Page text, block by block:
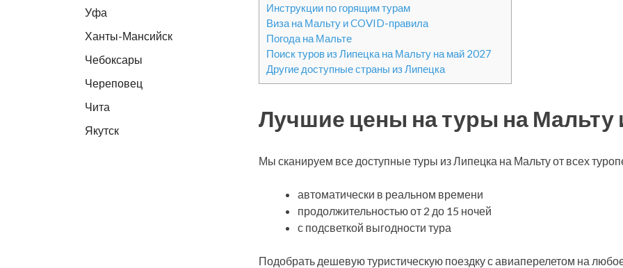
Инструкции по горящим турам
Виза на Мальту и COVID-правила
Погода на Мальте
Поиск туров из Липецка на Мальту на май 2027
Другие доступные страны из Липецка
Лучшие цены на туры на Мальту
Мы сканируем все доступные туры из Липецка на Мальту от всех
автоматически в реальном времени
продолжительностью от 2 до 15 ночей
с подсветкой выгодности тура
Подобрать дешевую туристическую поездку с авиаперелетом на
Уфа
Ханты-Мансийск
Чебоксары
Череповец
Чита
Якутск